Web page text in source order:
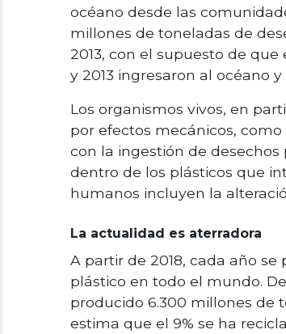
océano desde las
millones de toneladas de
2013, con el supuesto de que
y 2013 ingresaron al océano
Los organismos vivos, en
por efectos mecánicos,
con la ingestión de desechos
dentro de los plásticos que
humanos incluyen la
La actualidad es aterradora
A partir de 2018, cada año
plástico en todo el mundo.
producido 6.300 millones de
estima que el 9% se ha